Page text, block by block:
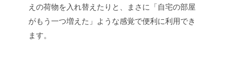
えの荷物を入れ替えたりと、まさに「自宅の部屋
がもう一つ増えた」ような感覚で便利に利用でき
ます。